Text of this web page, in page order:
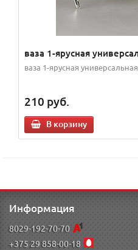
ваза 1-ярусная
ваза 1-ярусная универсальная
210 руб.
В корзину
Информация
8029-192-70-70
+375 29 858-00-18